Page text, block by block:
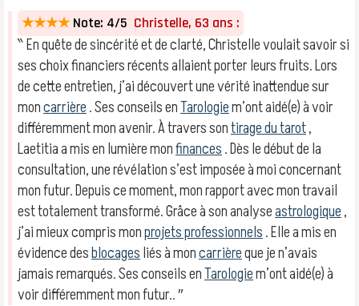
★★★★ Note: 4/5 Christelle, 63 ans :
‶ En quête de sincérité et de clarté, Christelle voulait savoir si
ses choix financiers récents allaient porter leurs fruits. Lors
de cette entretien, j’ai découvert une vérité inattendue sur
moncarrière. Ses conseils enTarologiem’ont aidé(e) à voir
différemment mon avenir. À travers sontirage du tarot,
Laetitia a mis en lumière monfinances. Dès le début de la
consultation, une révélation s’est imposée à moi concernant
mon futur. Depuis ce moment, mon rapport avec mon travail
est totalement transformé. Grâce à son analyseastrologique,
j’ai mieux compris monprojets professionnels. Elle a mis en
évidence desblocagesliés à moncarrièreque je n’avais
jamais remarqués. Ses conseils enTarologiem’ont aidé(e) à
voir différemment mon futur.. ″